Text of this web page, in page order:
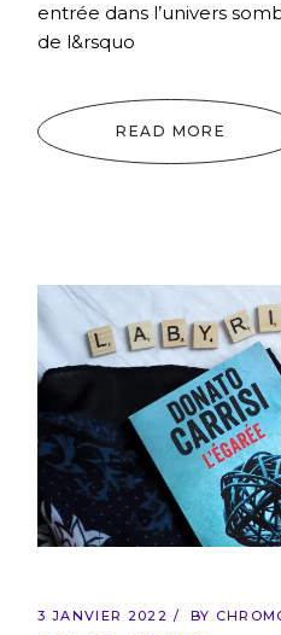
entrée dans l’univers
de l&rsquo
READ MORE
3 JANVIER 2022 BY